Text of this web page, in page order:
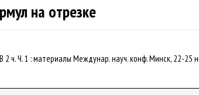
на отрезке
ч. Ч. 1 : материалы Междунар. науч. конф. Минск, 22-25